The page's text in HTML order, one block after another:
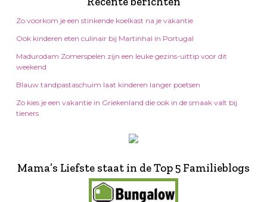
Zo voorkom je een stinkende koelkast na je vakantie
Ook kinderen eten culinair bij Martinhal in Portugal
Madurodam Zomerspelen zijn een leuke gezins-uittip voor dit
weekend
Blauw tandpastaschuim laat kinderen langer poetsen
Zo kies je een vakantie in Griekenland die ook in de smaak valt bij
tieners
Mama’s Liefste staat in de Top 5 Familieblogs